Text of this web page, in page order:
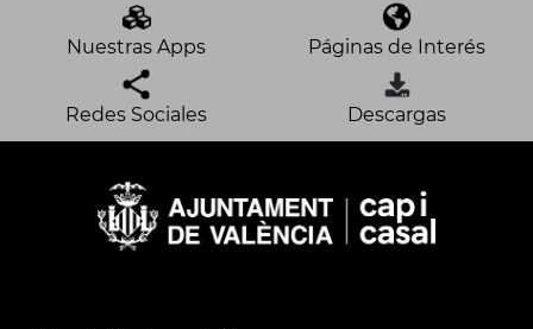
Nuestras Apps Páginas de Interés
Redes Sociales Descargas